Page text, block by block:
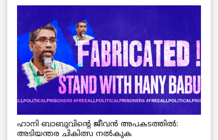
ഹാനി ബാബുവിന്റെ ജീവൻ അപകടത്തിൽ:
അടിയന്തര ചികിത്സ നൽകുക